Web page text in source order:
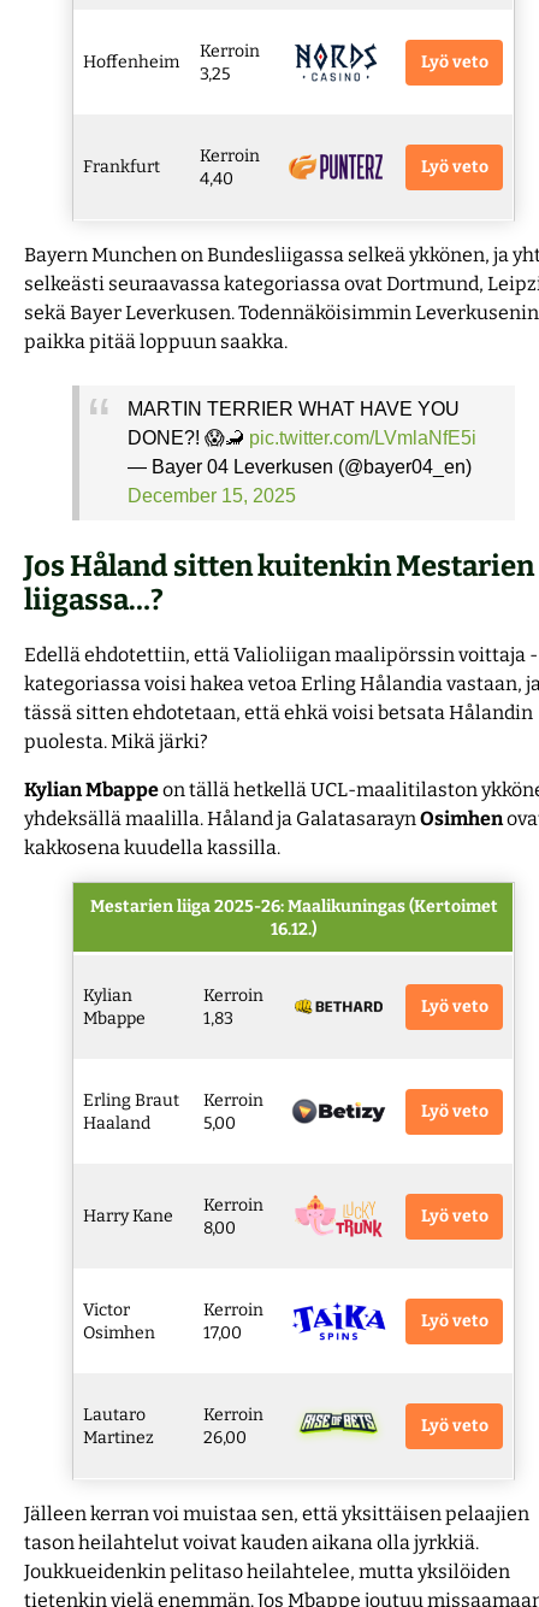
Hoffenheim
Kerroin
3,25
Lyö veto
Frankfurt
Kerroin
4,40
Lyö veto
Bayern Munchen on Bundesliigassa selkeä ykkönen, ja
selkeästi seuraavassa kategoriassa ovat Dortmund,
sekä Bayer Leverkusen. Todennäköisimmin Leverkusenin
paikka pitää loppuun saakka.
MARTIN TERRIER WHAT HAVE YOU
DONE?! 😱🦂 pic.twitter.com/LVmlaNfE5i
— Bayer 04 Leverkusen (@bayer04_en)
December 15, 2025
Jos Håland sitten kuitenkin Mestarien
liigassa…?
Edellä ehdotettiin, että Valioliigan maalipörssin voittaja -
kategoriassa voisi hakea vetoa Erling Hålandia vastaan,
tässä sitten ehdotetaan, että ehkä voisi betsata Hålandin
puolesta. Mikä järki?
KylianMbappeon tällä hetkellä UCL-maalitilaston
yhdeksällä maalilla. Håland ja Galatasarayn Osimhen
kakkosena kuudella kassilla.
Mestarien liiga 2025-26: Maalikuningas (Kertoimet
16.12.)
Kylian
Mbappe
Kerroin
1,83
Lyö veto
Erling Braut
Haaland
Kerroin
5,00
Lyö veto
Harry Kane
Kerroin
8,00
Lyö veto
Victor
Osimhen
Kerroin
17,00
Lyö veto
Lautaro
Martinez
Kerroin
26,00
Lyö veto
Jälleen kerran voi muistaa sen, että yksittäisen pelaajien
tason heilahtelut voivat kauden aikana olla jyrkkiä.
Joukkueidenkin pelitaso heilahtelee, mutta yksilöiden
tietenkin vielä enemmän. Jos Mbappe joutuu